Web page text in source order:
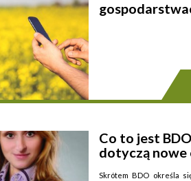
wartościowych, gdzie
Innowacyjność według
niektórych formach
2005, nr 179, poz.
przygotowaniem i
Co to jest
dotyczą nowe
Skrótem BDO określa